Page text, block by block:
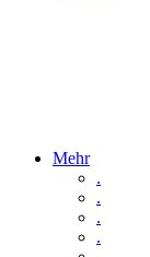
Mehr
.
.
.
.